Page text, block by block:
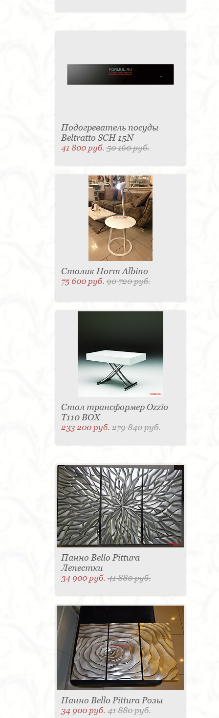
Подогреватель посуды
Beltratto SCH 15N
41 800 руб.50 160 руб.
Столик Horm Albino
75 600 руб.90 720 руб.
Стол трансформер Ozzio
T110 BOX
233 200 руб.279 840 руб.
Панно Bello Pittura
Лепестки
34 900 руб.41 880 руб.
Панно Bello Pittura Розы
34 900 руб.41 880 руб.